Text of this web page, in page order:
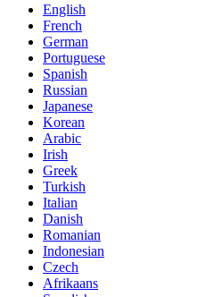
English
French
German
Portuguese
Spanish
Russian
Japanese
Korean
Arabic
Irish
Greek
Turkish
Italian
Danish
Romanian
Indonesian
Czech
Afrikaans